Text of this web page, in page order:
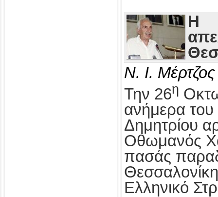
Η
Ν. Ι. Μέρτζος
Την 26η
ανήμερα του
Δημητρίου
Οθωμανός
πασάς
Ελληνικό